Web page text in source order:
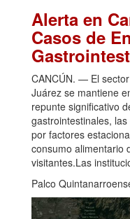
Alerta en
Casos de
CANCÚN. — El
Juárez se mantiene
repunte significativo
gastrointestinales,
por factores
consumo alimentario
visitantes.Las
Palco